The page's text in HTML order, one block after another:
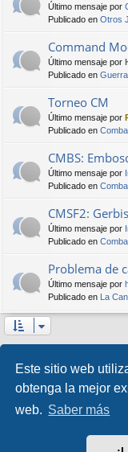
Este sitio web
obtenga la mejor
web. Saber más
Último mensaje por
Publicado en Otros
Command
Último mensaje por
Publicado en
Torneo CM
Último mensaje por
Publicado en
CMBS:
Último mensaje por
Publicado en
CMSF2:
Último mensaje por
Publicado en
Problema de
Último mensaje por
Publicado en La
Inicio (Web) Foro
Desarrollado